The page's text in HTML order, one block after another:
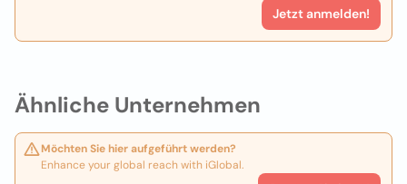
Ähnliche Unternehmen
Möchten Sie hier aufgeführt werden?
Enhance your global reach with iGlobal.
Jetzt anmelden!